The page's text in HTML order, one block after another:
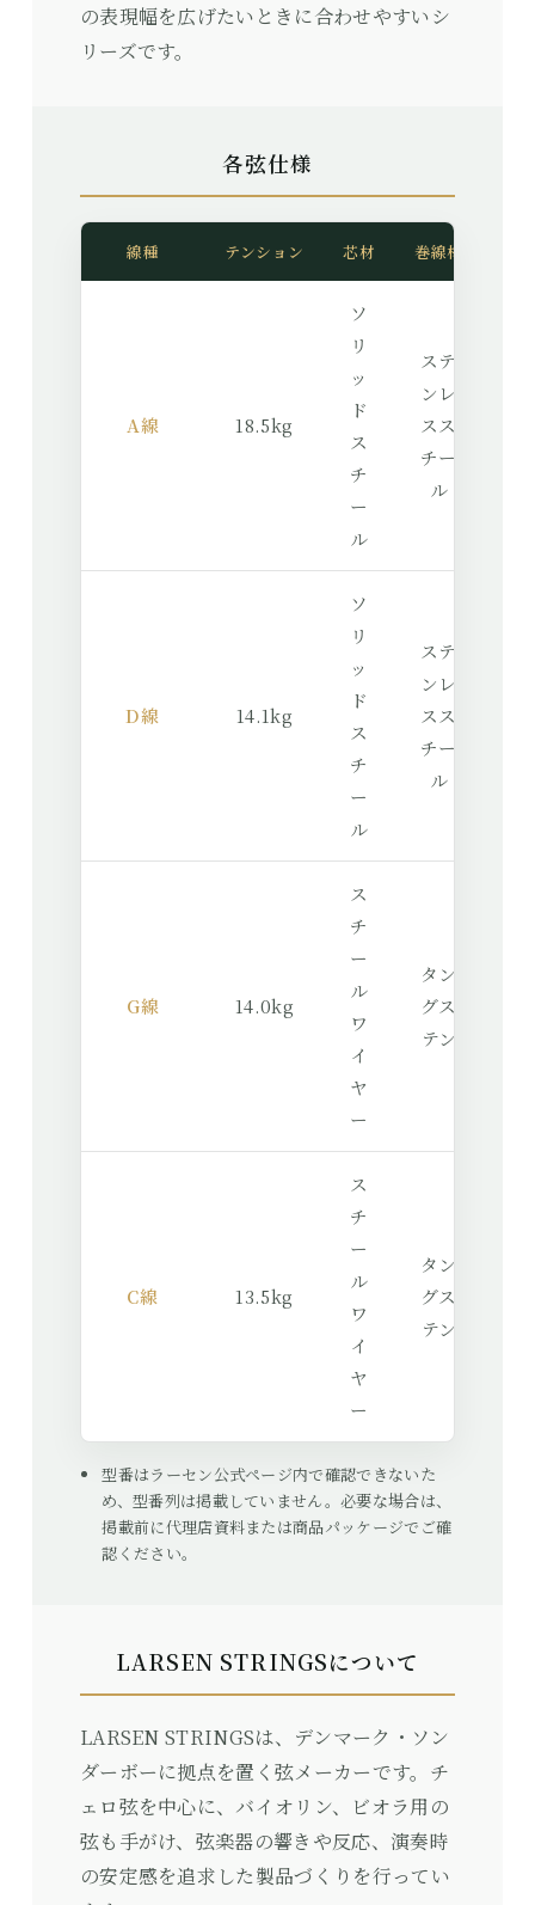
の表現幅を広げたいときに合わせやすいシ
リーズです。
各弦仕様
線種 テンション 芯材 巻線材
A線 18.5kg
ソ
リ
ッ
ド
ス
チ
ー
ル
ステ
ンレ
スス
チー
ル
D線 14.1kg
ソ
リ
ッ
ド
ス
チ
ー
ル
ステ
ンレ
スス
チー
ル
G線 14.0kg
ス
チ
ー
ル
ワ
イ
ヤ
ー
タン
グス
テン
C線 13.5kg
ス
チ
ー
ル
ワ
イ
ヤ
ー
タン
グス
テン
型番はラーセン公式ページ内で確認できないた
め、型番列は掲載していません。必要な場合は、
掲載前に代理店資料または商品パッケージでご確
認ください。
LARSEN STRINGSについて
LARSEN STRINGSは、デンマーク・ソン
ダーボーに拠点を置く弦メーカーです。チ
ェロ弦を中心に、バイオリン、ビオラ用の
弦も手がけ、弦楽器の響きや反応、演奏時
の安定感を追求した製品づくりを行ってい